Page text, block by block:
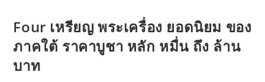
Four เหรียญ พระเครื่อง ยอดนิยม ของ
ภาคใต้ ราคาบูชา หลัก หมื่น ถึง ล้าน
บาท